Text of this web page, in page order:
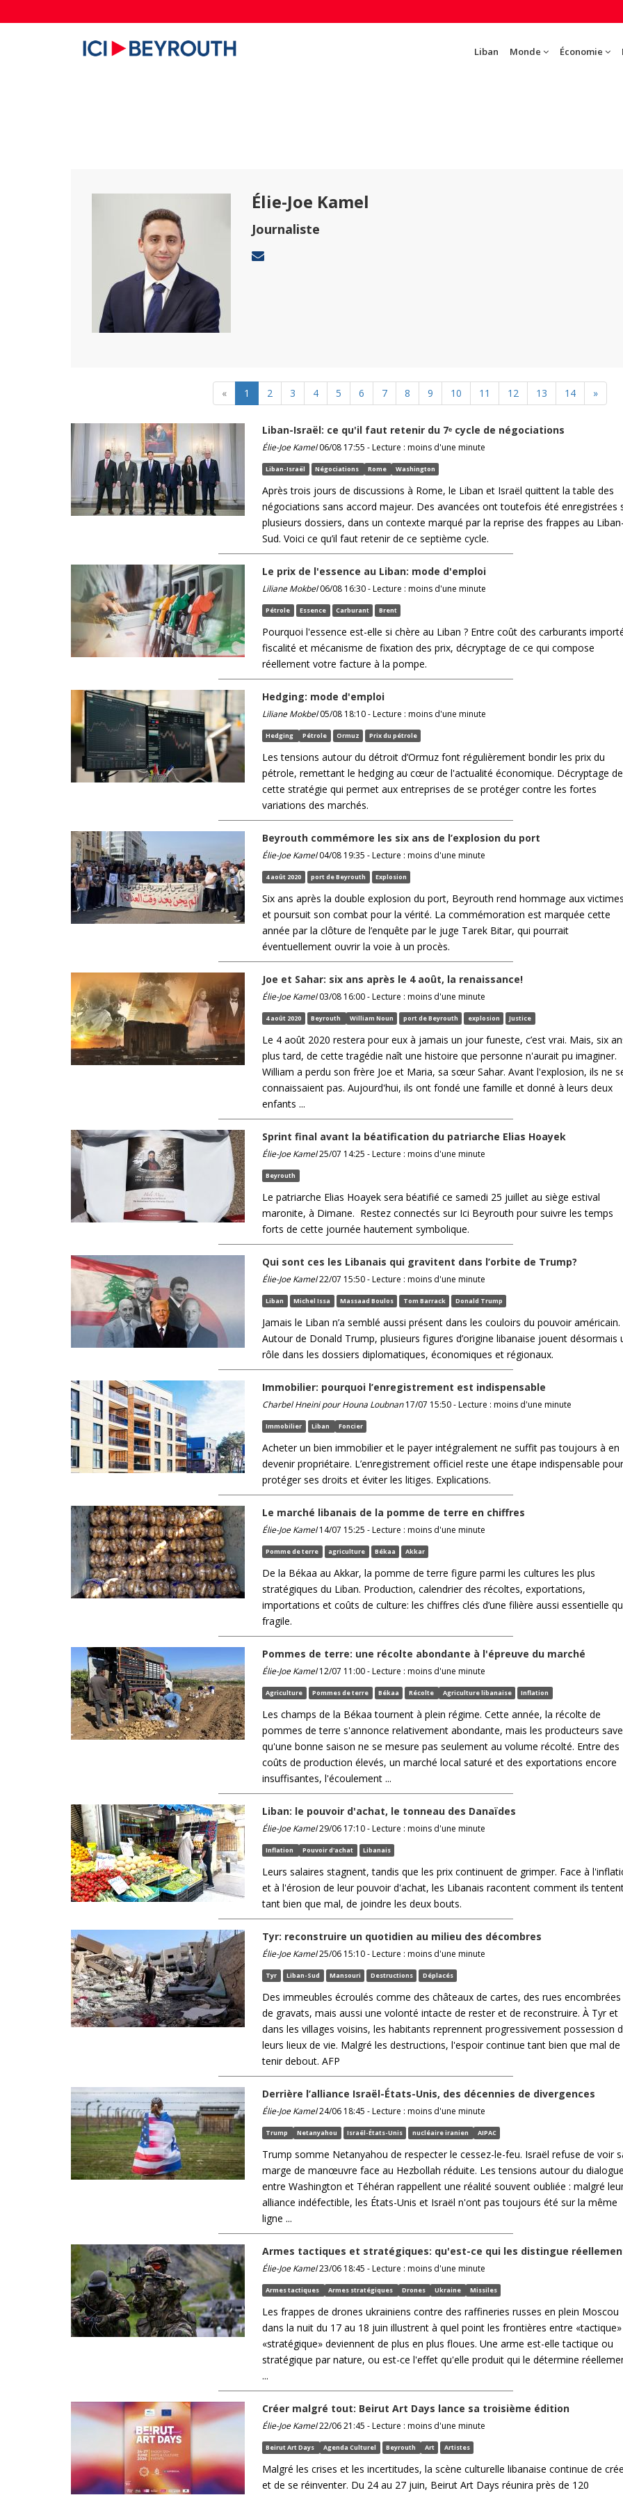
Liban Monde Économie
Élie-Joe Kamel
Journaliste
« 1 2 3 4 5 6 7 8 9 10 11 12 13 14 »
Liban-Israël: ce qu'il faut retenir du 7ᵉ cycle de négociations
Élie-Joe Kamel06/08 17:55 - Lecture : moins d'une minute
Liban-Israël Négociations Rome Washington
Après trois jours de discussions à Rome, le Liban et Israël quittent la table des
négociations sans accord majeur. Des avancées ont toutefois été enregistrées
plusieurs dossiers, dans un contexte marqué par la reprise des frappes au Liban-
Sud. Voici ce qu’il faut retenir de ce septième cycle.
Le prix de l'essence au Liban: mode d'emploi
Liliane Mokbel06/08 16:30 - Lecture : moins d'une minute
Pétrole Essence Carburant Brent
Pourquoi l'essence est-elle si chère au Liban ? Entre coût des carburants
fiscalité et mécanisme de fixation des prix, décryptage de ce qui compose
réellement votre facture à la pompe.
Hedging: mode d'emploi
Liliane Mokbel05/08 18:10 - Lecture : moins d'une minute
Hedging Pétrole Ormuz Prix du pétrole
Les tensions autour du détroit d’Ormuz font régulièrement bondir les prix du
pétrole, remettant le hedging au cœur de l'actualité économique. Décryptage de
cette stratégie qui permet aux entreprises de se protéger contre les fortes
variations des marchés.
Beyrouth commémore les six ans de l’explosion du port
Élie-Joe Kamel04/08 19:35 - Lecture : moins d'une minute
4 août 2020 port de Beyrouth Explosion
Six ans après la double explosion du port, Beyrouth rend hommage aux victimes
et poursuit son combat pour la vérité. La commémoration est marquée cette
année par la clôture de l’enquête par le juge Tarek Bitar, qui pourrait
éventuellement ouvrir la voie à un procès.
Joe et Sahar: six ans après le 4 août, la renaissance!
Élie-Joe Kamel03/08 16:00 - Lecture : moins d'une minute
4 août 2020 Beyrouth William Noun port de Beyrouth explosion Justice
Le 4 août 2020 restera pour eux à jamais un jour funeste, c’est vrai. Mais, six
plus tard, de cette tragédie naît une histoire que personne n'aurait pu imaginer.
William a perdu son frère Joe et Maria, sa sœur Sahar. Avant l'explosion, ils ne
connaissaient pas. Aujourd'hui, ils ont fondé une famille et donné à leurs deux
enfants ...
Sprint final avant la béatification du patriarche Elias Hoayek
Élie-Joe Kamel25/07 14:25 - Lecture : moins d'une minute
Beyrouth
Le patriarche Elias Hoayek sera béatifié ce samedi 25 juillet au siège estival
maronite, à Dimane. Restez connectés sur Ici Beyrouth pour suivre les temps
forts de cette journée hautement symbolique.
Qui sont ces les Libanais qui gravitent dans l’orbite de Trump?
Élie-Joe Kamel22/07 15:50 - Lecture : moins d'une minute
Liban Michel Issa Massaad Boulos Tom Barrack Donald Trump
Jamais le Liban n’a semblé aussi présent dans les couloirs du pouvoir américain.
Autour de Donald Trump, plusieurs figures d’origine libanaise jouent désormais
rôle dans les dossiers diplomatiques, économiques et régionaux.
Immobilier: pourquoi l’enregistrement est indispensable
Charbel Hneini pour Houna Loubnan17/07 15:50 - Lecture : moins d'une minute
Immobilier Liban Foncier
Acheter un bien immobilier et le payer intégralement ne suffit pas toujours à en
devenir propriétaire. L’enregistrement officiel reste une étape indispensable pour
protéger ses droits et éviter les litiges. Explications.
Le marché libanais de la pomme de terre en chiffres
Élie-Joe Kamel14/07 15:25 - Lecture : moins d'une minute
Pomme de terre agriculture Békaa Akkar
De la Békaa au Akkar, la pomme de terre figure parmi les cultures les plus
stratégiques du Liban. Production, calendrier des récoltes, exportations,
importations et coûts de culture: les chiffres clés d’une filière aussi essentielle
fragile.
Pommes de terre: une récolte abondante à l'épreuve du marché
Élie-Joe Kamel12/07 11:00 - Lecture : moins d'une minute
Agriculture Pommes de terre Békaa Récolte Agriculture libanaise Inflation
Les champs de la Békaa tournent à plein régime. Cette année, la récolte de
pommes de terre s'annonce relativement abondante, mais les producteurs
qu'une bonne saison ne se mesure pas seulement au volume récolté. Entre des
coûts de production élevés, un marché local saturé et des exportations encore
insuffisantes, l'écoulement ...
Liban: le pouvoir d'achat, le tonneau des Danaïdes
Élie-Joe Kamel29/06 17:10 - Lecture : moins d'une minute
Inflation Pouvoir d'achat Libanais
Leurs salaires stagnent, tandis que les prix continuent de grimper. Face à
et à l'érosion de leur pouvoir d'achat, les Libanais racontent comment ils
tant bien que mal, de joindre les deux bouts.
Tyr: reconstruire un quotidien au milieu des décombres
Élie-Joe Kamel25/06 15:10 - Lecture : moins d'une minute
Tyr Liban-Sud Mansouri Destructions Déplacés
Des immeubles écroulés comme des châteaux de cartes, des rues encombrées
de gravats, mais aussi une volonté intacte de rester et de reconstruire. À Tyr et
dans les villages voisins, les habitants reprennent progressivement possession
leurs lieux de vie. Malgré les destructions, l'espoir continue tant bien que mal de
tenir debout. AFP
Derrière l’alliance Israël-États-Unis, des décennies de divergences
Élie-Joe Kamel24/06 18:45 - Lecture : moins d'une minute
Trump Netanyahou Israël-États-Unis nucléaire iranien AIPAC
Trump somme Netanyahou de respecter le cessez-le-feu. Israël refuse de voir
marge de manœuvre face au Hezbollah réduite. Les tensions autour du dialogue
entre Washington et Téhéran rappellent une réalité souvent oubliée : malgré
alliance indéfectible, les États-Unis et Israël n'ont pas toujours été sur la même
ligne ...
Armes tactiques et stratégiques: qu'est-ce qui les distingue
Élie-Joe Kamel23/06 18:45 - Lecture : moins d'une minute
Armes tactiques Armes stratégiques Drones Ukraine Missiles
Les frappes de drones ukrainiens contre des raffineries russes en plein Moscou
dans la nuit du 17 au 18 juin illustrent à quel point les frontières entre
«stratégique» deviennent de plus en plus floues. Une arme est-elle tactique ou
stratégique par nature, ou est-ce l'effet qu'elle produit qui le détermine
...
Créer malgré tout: Beirut Art Days lance sa troisième édition
Élie-Joe Kamel22/06 21:45 - Lecture : moins d'une minute
Beirut Art Days Agenda Culturel Beyrouth Art Artistes
Malgré les crises et les incertitudes, la scène culturelle libanaise continue de
et de se réinventer. Du 24 au 27 juin, Beirut Art Days réunira près de 120